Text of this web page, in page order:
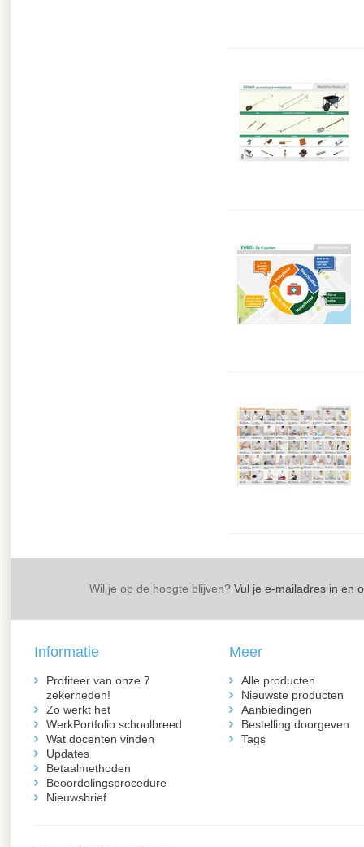
Wil je op de hoogte blijven? Vul je e-mailadres in en
Informatie
Profiteer van onze 7
zekerheden!
Zo werkt het
WerkPortfolio schoolbreed
Wat docenten vinden
Updates
Betaalmethoden
Beoordelingsprocedure
Nieuwsbrief
Meer
Alle producten
Nieuwste producten
Aanbiedingen
Bestelling doorgeven
Tags